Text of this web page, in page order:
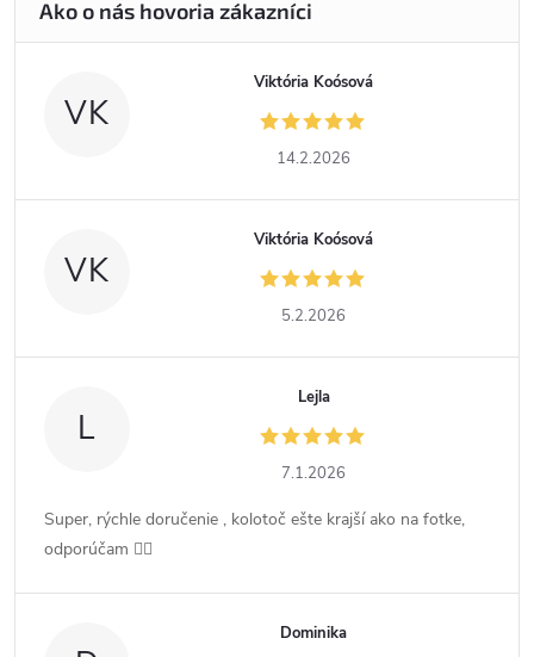
VK
Viktória Koósová
14.2.2026
VK
Viktória Koósová
5.2.2026
L
Lejla
7.1.2026
Super, rýchle doručenie , kolotoč ešte krajší ako na fotke,
odporúčam 👍🏻
Dominika